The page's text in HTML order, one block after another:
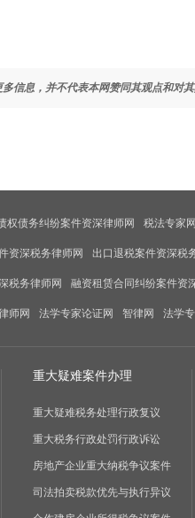
信息，并不代表本网赞同其观点和对
权债务纠纷案件资深律师网 税法专家
资深税务律师网 出口退税案件资深税
税务律师网 融资租赁合同纠纷案件资
师网 法学专家论证网 智律网 法学
重大疑难案件办理
重大疑难税务处理行政复议
重大税务行政处罚行政诉讼
房地产企业重大纳税争议案件
司法拍卖税款优先与执行异议